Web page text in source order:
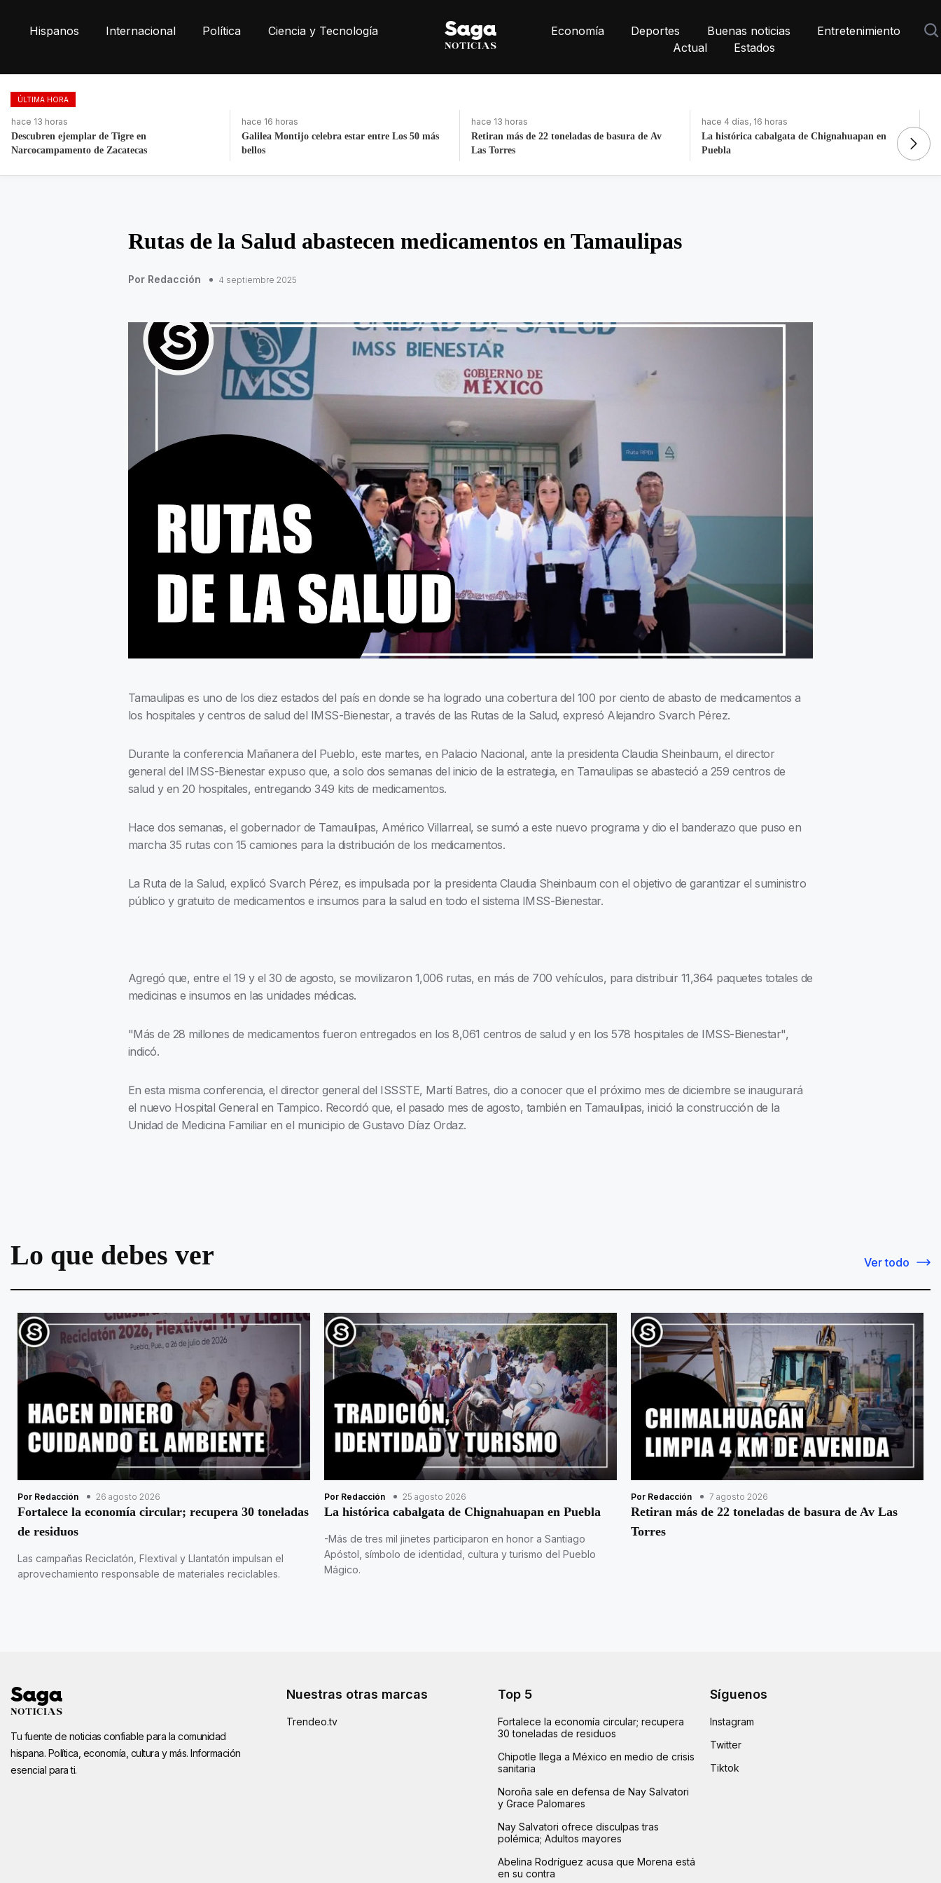
Hispanos Internacional Política Ciencia y Tecnología Economía Deportes Buenas noticias
Entretenimiento
Actual
Estados
ÚLTIMA HORA
hace 16 horas
Galilea Montijo celebra estar entre Los 50 más
bellos
hace 13 horas
Retiran más de 22 toneladas de basura de Av
Las Torres
hace 4 días, 16 horas
La histórica cabalgata de Chignahuapan en
Puebla
hace 4 días, 16 horas
Fortalece la economía circular; recupera 30
toneladas de residuos
Rutas de la Salud abastecen medicamentos en Tamaulipas
Por Redacción 4 septiembre 2025
Tamaulipas es uno de los diez estados del país en donde se ha logrado una cobertura del 100 por ciento de abasto de medicamentos a
los hospitales y centros de salud del IMSS-Bienestar, a través de las Rutas de la Salud, expresó Alejandro Svarch Pérez.
Durante la conferencia Mañanera del Pueblo, este martes, en Palacio Nacional, ante la presidenta Claudia Sheinbaum, el director
general del IMSS-Bienestar expuso que, a solo dos semanas del inicio de la estrategia, en Tamaulipas se abasteció a 259 centros de
salud y en 20 hospitales, entregando 349 kits de medicamentos.
Hace dos semanas, el gobernador de Tamaulipas, Américo Villarreal, se sumó a este nuevo programa y dio el banderazo que puso en
marcha 35 rutas con 15 camiones para la distribución de los medicamentos.
La Ruta de la Salud, explicó Svarch Pérez, es impulsada por la presidenta Claudia Sheinbaum con el objetivo de garantizar el suministro
público y gratuito de medicamentos e insumos para la salud en todo el sistema IMSS-Bienestar.
Agregó que, entre el 19 y el 30 de agosto, se movilizaron 1,006 rutas, en más de 700 vehículos, para distribuir 11,364 paquetes totales de
medicinas e insumos en las unidades médicas.
"Más de 28 millones de medicamentos fueron entregados en los 8,061 centros de salud y en los 578 hospitales de IMSS-Bienestar",
indicó.
En esta misma conferencia, el director general del ISSSTE, Martí Batres, dio a conocer que el próximo mes de diciembre se inaugurará
el nuevo Hospital General en Tampico. Recordó que, el pasado mes de agosto, también en Tamaulipas, inició la construcción de la
Unidad de Medicina Familiar en el municipio de Gustavo Díaz Ordaz.
Lo que debes ver Ver todo
Por Redacción 26 agosto 2026
Fortalece la economía circular; recupera 30 toneladas
de residuos
Las campañas Reciclatón, Flextival y Llantatón impulsan el
aprovechamiento responsable de materiales reciclables.
Por Redacción 25 agosto 2026
La histórica cabalgata de Chignahuapan en Puebla
-Más de tres mil jinetes participaron en honor a Santiago
Apóstol, símbolo de identidad, cultura y turismo del Pueblo
Mágico.
Por Redacción 7 agosto 2026
Retiran más de 22 toneladas de basura de Av Las
Torres
Tu fuente de noticias confiable para la comunidad
hispana. Política, economía, cultura y más. Información
esencial para ti.
Nuestras otras marcas
Trendeo.tv
Top 5
Fortalece la economía circular; recupera
30 toneladas de residuos
Chipotle llega a México en medio de crisis
sanitaria
Noroña sale en defensa de Nay Salvatori
y Grace Palomares
Nay Salvatori ofrece disculpas tras
polémica; Adultos mayores
Abelina Rodríguez acusa que Morena está
en su contra
Síguenos
Instagram
Twitter
Tiktok